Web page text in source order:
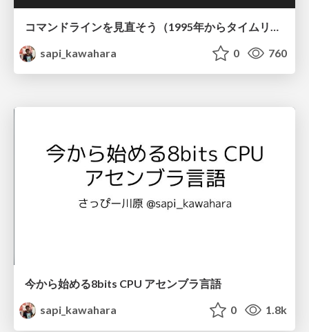
コマンドラインを見直そう（1995年からタイムリープ）
sapi_kawahara
0 760
今から始める8bits CPU アセンブラ言語
sapi_kawahara
0 1.8k